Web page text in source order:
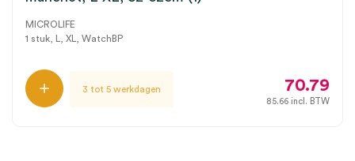
MICROLIFE
1 stuk, L, XL, WatchBP
3 tot 5 werkdagen 70.79
85.66 incl. BTW